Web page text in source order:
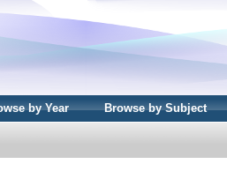
by Year Browse by Subject